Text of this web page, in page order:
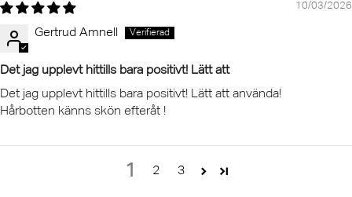
10/03/2026
Gertrud Amnell
Det jag upplevt hittills bara positivt! Lätt att
Det jag upplevt hittills bara positivt! Lätt att använda!
Hårbotten känns skön efteråt !
1 2 3